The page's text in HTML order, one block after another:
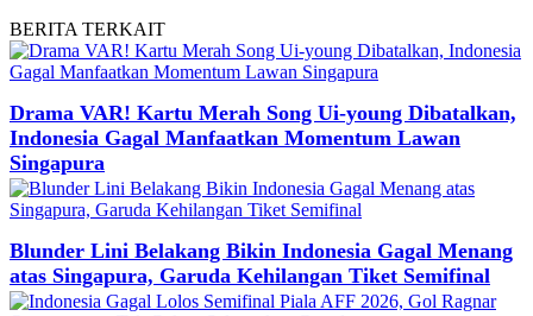
BERITA TERKAIT
Drama VAR! Kartu Merah Song Ui-young Dibatalkan,
Indonesia Gagal Manfaatkan Momentum Lawan
Singapura
Blunder Lini Belakang Bikin Indonesia Gagal Menang
atas Singapura, Garuda Kehilangan Tiket Semifinal